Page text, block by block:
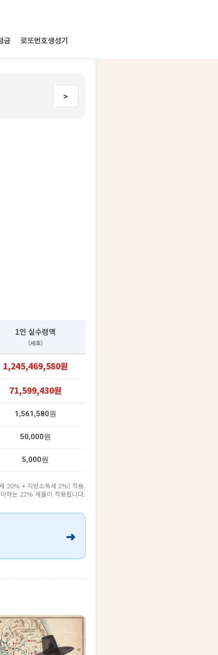
금 로또번호생성기
>
1인 실수령액
(세후)
1,245,469,580원
71,599,430원
1,561,580원
50,000원
5,000원
20% + 지방소득세 2%) 적용.
하는 22% 세율이 적용됩니다.
➜